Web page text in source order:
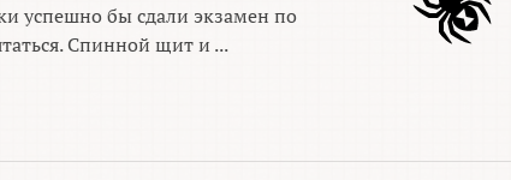
успешно бы сдали экзамен по
Спинной щит и ...